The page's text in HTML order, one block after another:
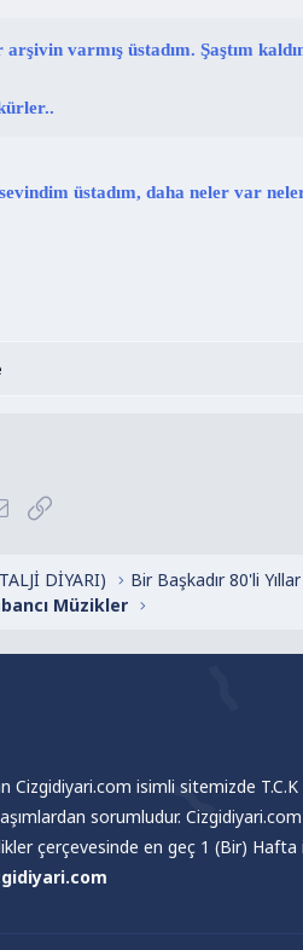
varmış üstadım. Şaştım
üstadım, daha neler var
E-posta
DİYARI) Bir Başkadır 80'li Yıllar
Müzikler
Cizgidiyari.com isimli sitemizde
sorumludur.
çerçevesinde en geç 1 (Bir)